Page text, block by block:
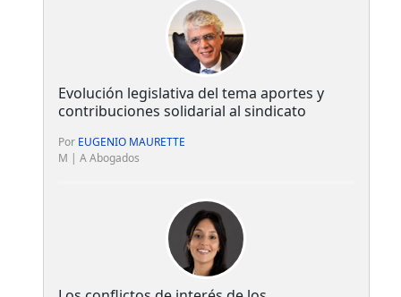
Evolución legislativa del tema aportes y
contribuciones solidarial al sindicato
Por EUGENIO MAURETTE
M | A Abogados